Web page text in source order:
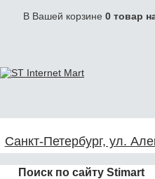
В Вашей корзине 0 товар
Санкт-Петербург, ул.
Поиск по сайту Stimart